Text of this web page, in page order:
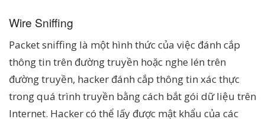
Wire Sniffing
Packet sniffing là một hình thức của việc đánh cắp
thông tin trên đường truyền hoặc nghe lén trên
đường truyền, hacker đánh cắp thông tin xác thực
trong quá trình truyền bằng cách bắt gói dữ liệu trên
Internet. Hacker có thể lấy được mật khẩu của các